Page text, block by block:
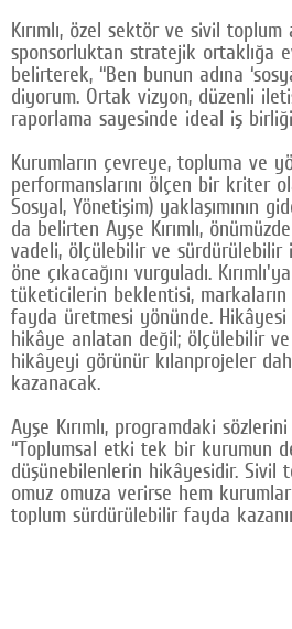
Kırımlı, özel sektör ve sivil
sponsorluktan stratejik ortaklığa
belirterek, “Ben bunun adına
diyorum. Ortak vizyon, düzenli
raporlama sayesinde ideal iş
Kurumların çevreye, topluma ve
performanslarını ölçen bir kriter
Sosyal, Yönetişim) yaklaşımının
da belirten Ayşe Kırımlı,
vadeli, ölçülebilir ve
öne çıkacağını vurguladı.
tüketicilerin beklentisi,
fayda üretmesi yönünde.
hikâye anlatan değil; ölçülebilir
hikâyeyi görünür kılanprojeler
kazanacak.
Ayşe Kırımlı, programdaki
“Toplumsal etki tek bir kurumun
düşünebilenlerin hikâyesidir. Sivil
omuz omuza verirse hem
toplum sürdürülebilir fayda